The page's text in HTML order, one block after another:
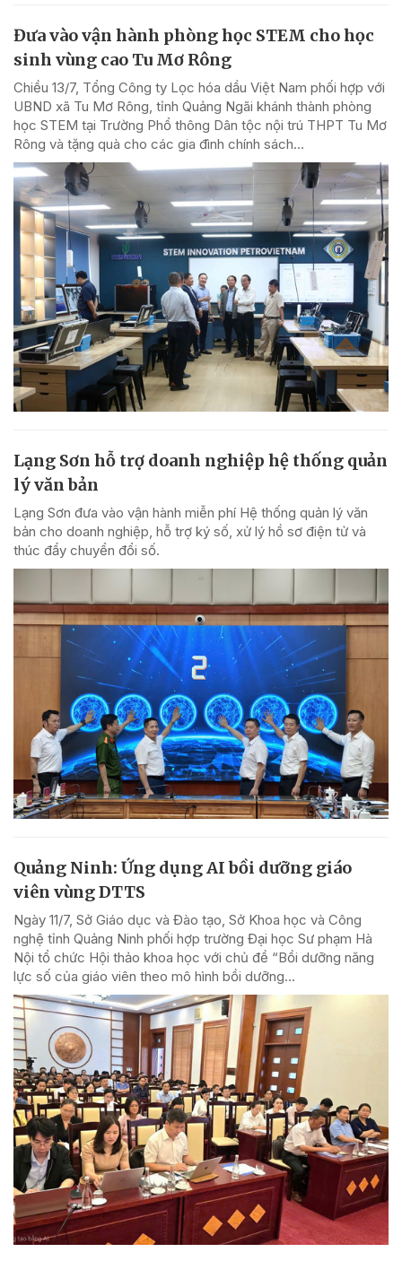
Đưa vào vận hành phòng học STEM cho học
sinh vùng cao Tu Mơ Rông
Chiều 13/7, Tổng Công ty Lọc hóa dầu Việt Nam phối hợp với
UBND xã Tu Mơ Rông, tỉnh Quảng Ngãi khánh thành phòng
học STEM tại Trường Phổ thông Dân tộc nội trú THPT Tu Mơ
Rông và tặng quà cho các gia đình chính sách...
Lạng Sơn hỗ trợ doanh nghiệp hệ thống quản
lý văn bản
Lạng Sơn đưa vào vận hành miễn phí Hệ thống quản lý văn
bản cho doanh nghiệp, hỗ trợ ký số, xử lý hồ sơ điện tử và
thúc đẩy chuyển đổi số.
Quảng Ninh: Ứng dụng AI bồi dưỡng giáo
viên vùng DTTS
Ngày 11/7, Sở Giáo dục và Đào tạo, Sở Khoa học và Công
nghệ tỉnh Quảng Ninh phối hợp trường Đại học Sư phạm Hà
Nội tổ chức Hội thảo khoa học với chủ đề “Bồi dưỡng năng
lực số của giáo viên theo mô hình bồi dưỡng...